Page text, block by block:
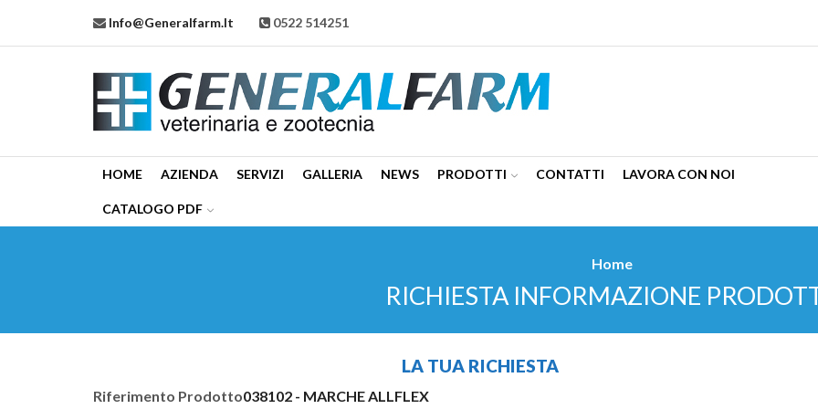
Info@generalfarm.it 0522 514251
HOME AZIENDA SERVIZI GALLERIA NEWS PRODOTTI CONTATTI LAVORA CON NOI
CATALOGO PDF
Home
RICHIESTA INFORMAZIONE
LA TUA RICHIESTA
Riferimento Prodotto038102 - MARCHE ALLFLEX